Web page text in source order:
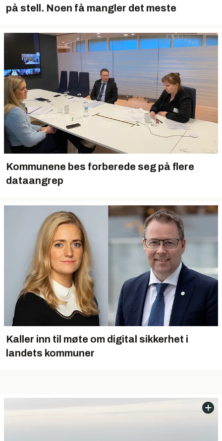
på stell. Noen få mangler det meste
Kommunene bes forberede seg på flere
dataangrep
Kaller inn til møte om digital sikkerhet i
landets kommuner